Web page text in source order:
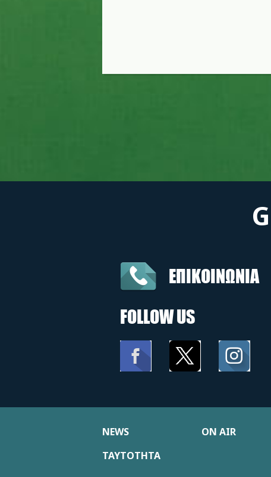
ΕΠΙΚΟΙΝΩΝΙΑ
FOLLOW US
NEWS ON AIR
ΤΑΥΤΟΤΗΤΑ